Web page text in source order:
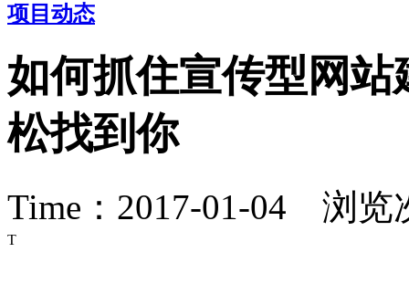
项目动态
如何抓住宣传型网
松找到你
Time：2017-01-04 浏览
T